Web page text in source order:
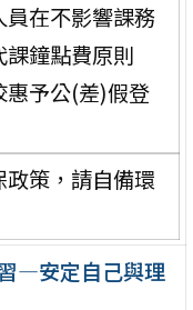
員在不影響課務
課鐘點費原則
惠予公(差)假登
策，請自備環
—安定自己與理